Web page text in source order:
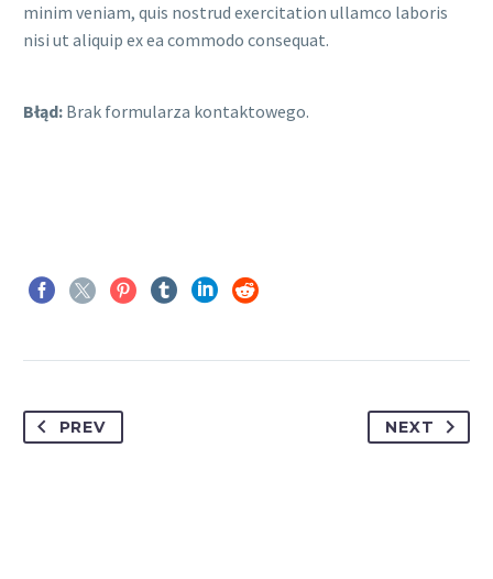
minim veniam, quis nostrud exercitation ullamco laboris
nisi ut aliquip ex ea commodo consequat.
Błąd: Brak formularza kontaktowego.
PREV NEXT